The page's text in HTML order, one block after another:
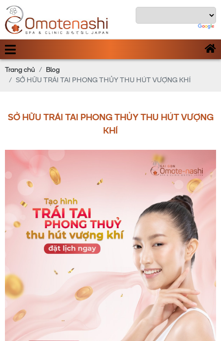
Trang chủ
Blog
SỞ HỮU TRÁI TAI PHONG THỦY THU HÚT VƯỢNG KHÍ
SỞ HỮU TRÁI TAI PHONG THỦY THU HÚT VƯỢNG
KHÍ